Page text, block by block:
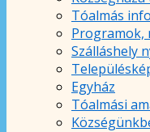
Tóalmás
Programok,
Szálláshely
Egyház
Tóalmási